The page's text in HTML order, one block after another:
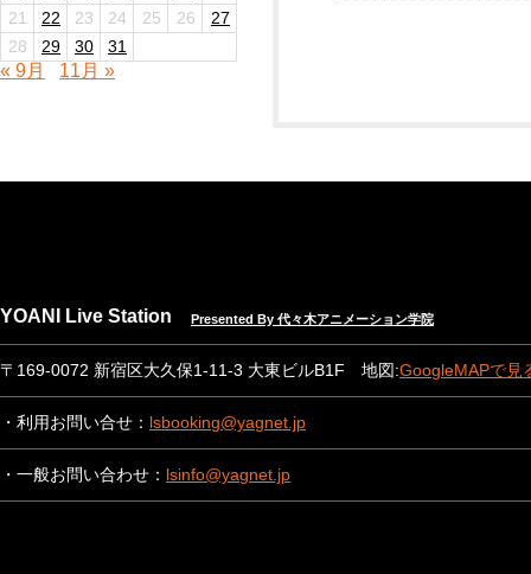
21
22 23 24 25 26
27
28
29 30 31
« 9月 11月 »
YOANI Live Station Presented By 代々木アニメーション学院
〒169-0072 新宿区大久保1-11-3 大東ビルB1F 地図:GoogleMAPで見
・利用お問い合せ： lsbooking@yagnet.jp
・一般お問い合わせ： lsinfo@yagnet.jp